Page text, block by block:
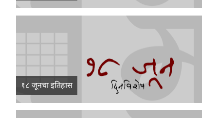
१८ जूनचा इतिहास